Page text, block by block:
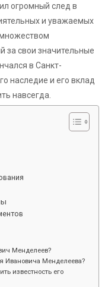
огромный след в
и уважаемых
за свои значительные
в Санкт-
наследие и его вклад
навсегда.
Менделеев?
Ивановича Менделеева?
известность его